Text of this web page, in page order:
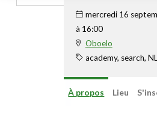
mercredi 16
à 16:00
Oboelo
academy, search,
À propos Lieu